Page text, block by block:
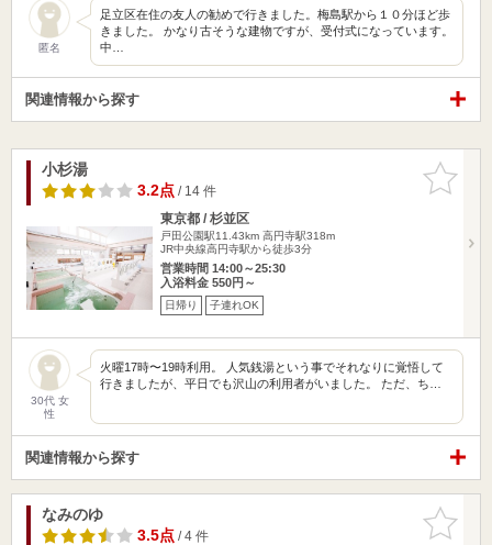
匿名
足立区在住の友人の勧めで行きました。梅島駅から１０分ほど歩
きました。 かなり古そうな建物ですが、受付式になっています。
中…
関連情報から探す
お気に入
りに追加
小杉湯
3.2点/ 14 件
東京都 / 杉並区
戸田公園駅11.43km 高円寺駅318m
JR中央線高円寺駅から徒歩3分
営業時間 14:00～25:30
入浴料金 550円～
日帰り 子連れOK
30代 女
性
火曜17時〜19時利用。 人気銭湯という事でそれなりに覚悟して
行きましたが、平日でも沢山の利用者がいました。 ただ、ち…
関連情報から探す
お気に入
りに追加
なみのゆ
3.5点/ 4 件